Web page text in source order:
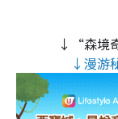
↓“森境
↓漫游